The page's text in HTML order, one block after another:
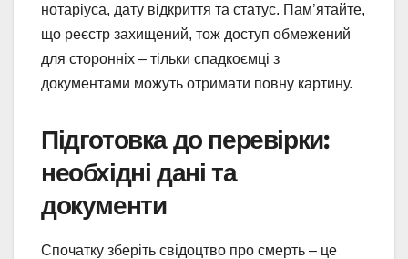
нотаріуса, дату відкриття та статус. Пам’ятайте,
що реєстр захищений, тож доступ обмежений
для сторонніх – тільки спадкоємці з
документами можуть отримати повну картину.
Підготовка до перевірки:
необхідні дані та
документи
Спочатку зберіть свідоцтво про смерть – це